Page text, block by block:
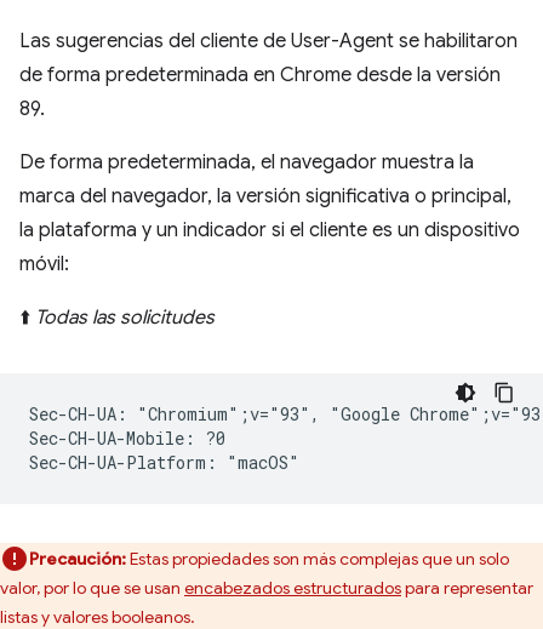
Las sugerencias del cliente de User-Agent se habilitaron
de forma predeterminada en Chrome desde la versión
89.
De forma predeterminada, el navegador muestra la
marca del navegador, la versión significativa o principal,
la plataforma y un indicador si el cliente es un dispositivo
móvil:
⬆️ Todas las solicitudes
Sec-CH-UA: "Chromium";v="93", "Google
Sec-CH-UA-Mobile: ?0
Precaución:Estas propiedades son más complejas que un solo
valor, por lo que se usan encabezados estructuradospara representar
listas y valores booleanos.